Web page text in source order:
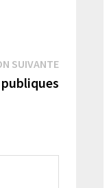
SUIVANTEPublication